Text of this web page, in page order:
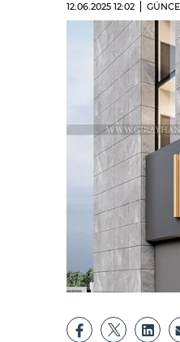
12.06.2025 12:02